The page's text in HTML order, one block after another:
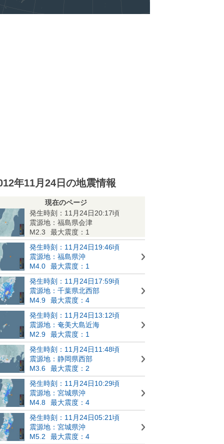
年11月24日の地震情報
現在のページ
発生時刻：11月24日20:17頃
震源地：福島県会津
M2.3
最大震度：1
発生時刻：11月24日19:46頃
震源地：福島県沖
M4.0
最大震度：1
発生時刻：11月24日17:59頃
震源地：千葉県北西部
M4.9
最大震度：4
発生時刻：11月24日13:12頃
震源地：奄美大島近海
M2.9
最大震度：1
発生時刻：11月24日11:48頃
震源地：静岡県西部
M3.6
最大震度：2
発生時刻：11月24日10:29頃
震源地：宮城県沖
M4.8
最大震度：4
発生時刻：11月24日05:21頃
震源地：宮城県沖
M5.2
最大震度：4